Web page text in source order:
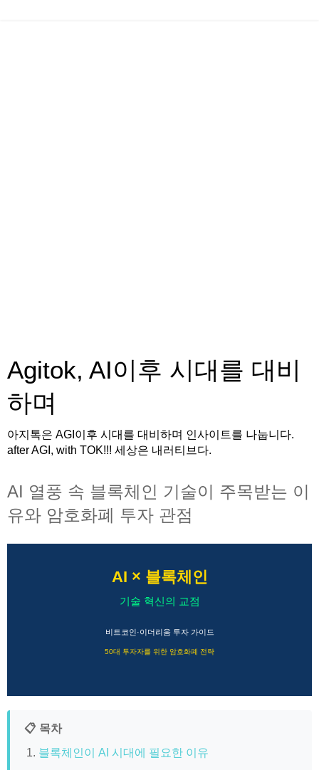
Agitok, AI이후 시대를 대비
하며
아지톡은 AGI이후 시대를 대비하며 인사이트를 나눕니다.
after AGI, with TOK!!! 세상은 내러티브다.
AI 열풍 속 블록체인 기술이 주목받는 이
유와 암호화폐 투자 관점
AI × 블록체인
기술 혁신의 교점
비트코인·이더리움 투자 가이드
50대 투자자를 위한 암호화폐 전략
📋 목차
블록체인이 AI 시대에 필요한 이유